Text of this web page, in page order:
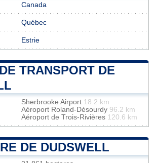
Canada
Québec
Estrie
TRANSPORT DE
Sherbrooke Airport 18.2 km
Aéroport Roland-Désourdy 96.2 km
Aéroport de Trois-Rivières 120.6 km
DE DUDSWELL